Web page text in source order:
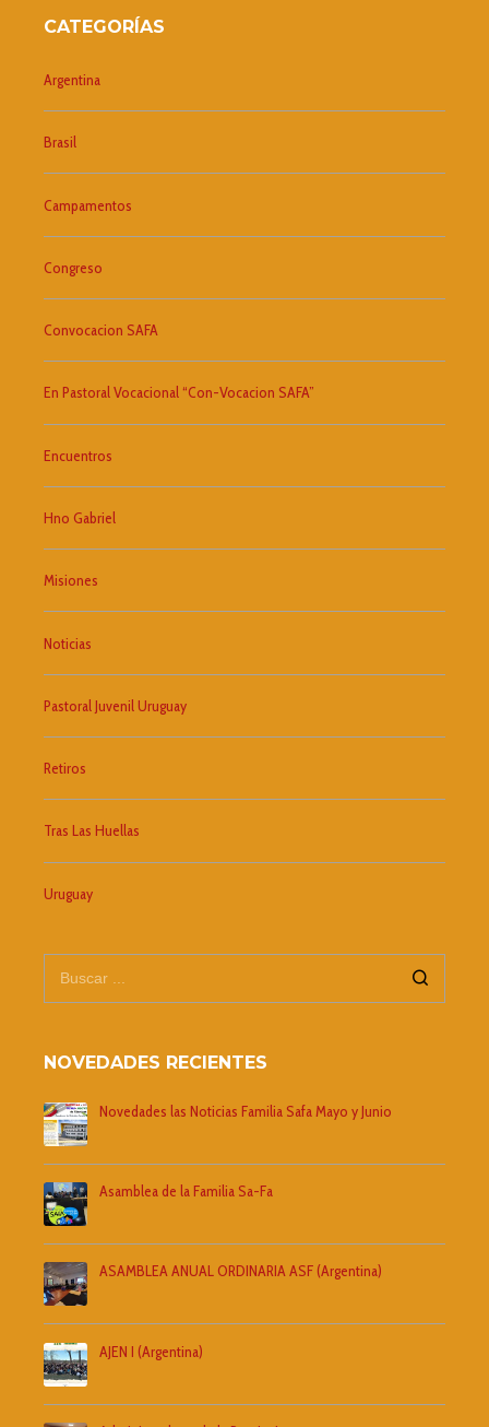
CATEGORÍAS
Argentina
Brasil
Campamentos
Congreso
Convocacion SAFA
En Pastoral Vocacional “Con-Vocacion SAFA”
Encuentros
Hno Gabriel
Misiones
Noticias
Pastoral Juvenil Uruguay
Retiros
Tras Las Huellas
Uruguay
NOVEDADES RECIENTES
Novedades las Noticias Familia Safa Mayo y Junio
Asamblea de la Familia Sa-Fa
ASAMBLEA ANUAL ORDINARIA ASF (Argentina)
AJEN I (Argentina)